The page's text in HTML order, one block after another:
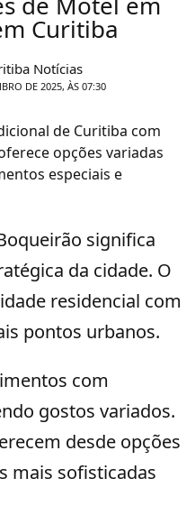
Curitiba
Notícias
DE 2025, ÀS 07:30
de Curitiba com
opções variadas
especiais e
significa
da cidade. O
residencial com
pontos urbanos.
com
gostos variados.
desde opções
mais sofisticadas